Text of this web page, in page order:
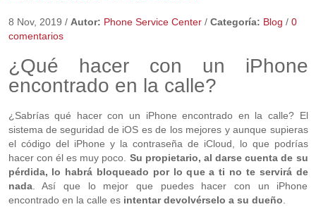
8 Nov, 2019 / Autor: Phone Service Center/ Categoría: Blog / 0
comentarios
¿Qué hacer con un iPhone
encontrado en la calle?
¿Sabrías qué hacer con un iPhone encontrado en la calle? El
sistema de seguridad de iOS es de los mejores y aunque supieras
el código del iPhone y la contraseña de iCloud, lo que podrías
hacer con él es muy poco. Su propietario, al darse cuenta de su
pérdida, lo habrá bloqueado por lo que a ti no te servirá de
nada. Así que lo mejor que puedes hacer con un iPhone
encontrado en la calle esintentar devolvérselo a su dueño.